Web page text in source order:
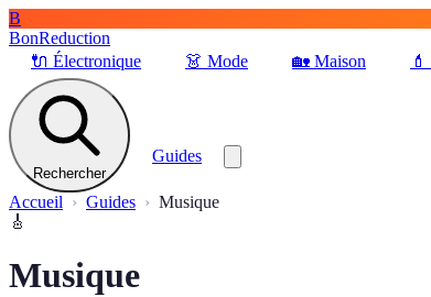
B
BonReduction
🔌 Électronique 👗 Mode 🏡 Maison 💄
Rechercher
Guides
Accueil Guides
Musique
🎸
Musique